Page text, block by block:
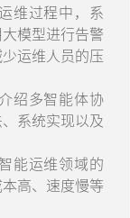
维过程中，系
模型进行告警
运维人员的压
绍多智能体协
系统实现以及
能运维领域的
高、速度慢等